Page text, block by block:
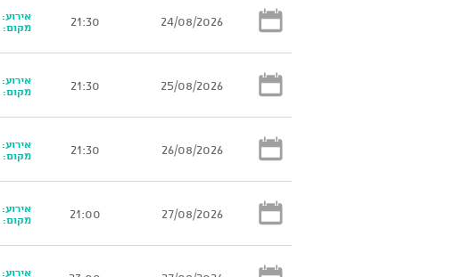
24/08/2026
21:30 אירוע:
מקום:
25/08/2026
21:30 אירוע:
מקום:
26/08/2026
21:30 אירוע:
מקום:
27/08/2026
21:00 אירוע:
מקום:
אירוע: